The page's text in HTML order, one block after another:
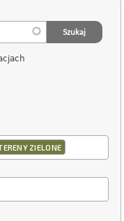
ZIELONE